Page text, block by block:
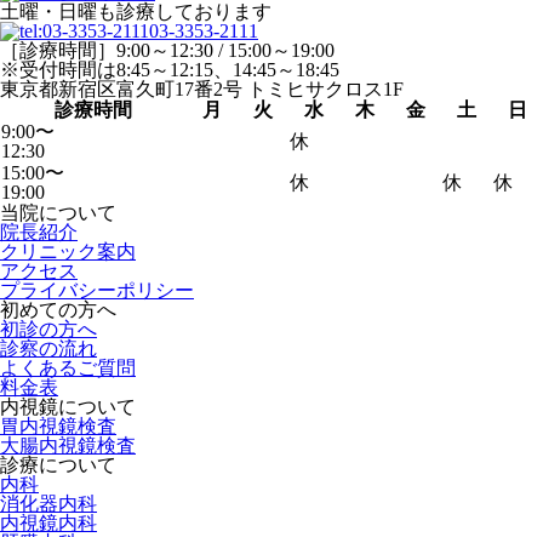
土曜・日曜も診療しております
03-3353-2111
［診療時間］9:00～12:30 / 15:00～19:00
※受付時間は8:45～12:15、14:45～18:45
東京都新宿区富久町17番2号 トミヒサクロス1F
診療時間
月 火 水 木 金 土
日
9:00〜
12:30
休
15:00〜
19:00
休 休
休
当院について
院長紹介
クリニック案内
アクセス
プライバシーポリシー
初めての方へ
初診の方へ
診察の流れ
よくあるご質問
料金表
内視鏡について
胃内視鏡検査
大腸内視鏡検査
診療について
内科
消化器内科
内視鏡内科